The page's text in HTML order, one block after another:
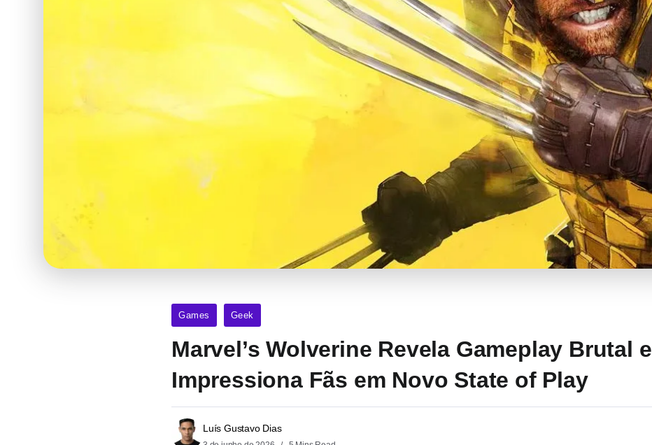
Games Geek
Marvel’s Wolverine Revela Gameplay Brutal e
Impressiona Fãs em Novo State of Play
Luís Gustavo Dias